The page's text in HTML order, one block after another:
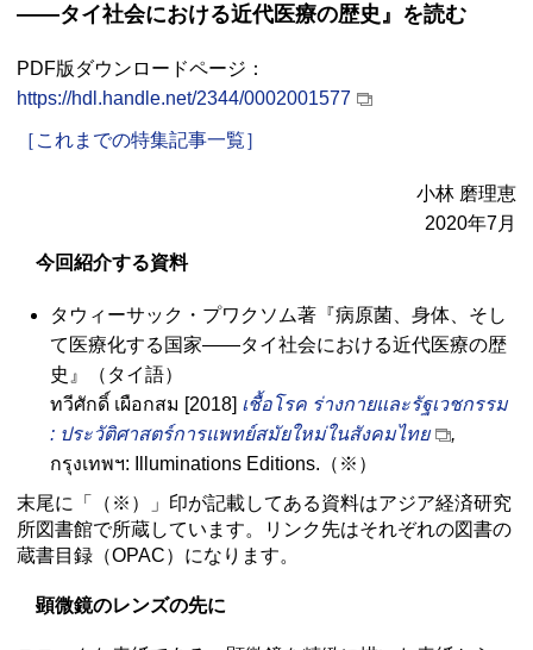
――タイ社会における近代医療の歴史』を読む
PDF版ダウンロードページ：
https://hdl.handle.net/2344/0002001577
［これまでの特集記事一覧］
小林 磨理恵
2020年7月
今回紹介する資料
タウィーサック・プワクソム著『病原菌、身体、そし
て医療化する国家――タイ社会における近代医療の歴
史』（タイ語）
ทวีศักดิ์ เผือกสม [2018] เชื้อโรค ร่างกายและรัฐเวชกรรม
: ประวัติศาสตร์การแพทย์สมัยใหม่ในสังคมไทย
,
กรุงเทพฯ:
Illuminations Editions. （※）
末尾に「（※）」印が記載してある資料はアジア経済研究
所図書館で所蔵しています。リンク先はそれぞれの図書の
蔵書目録（OPAC）になります。
顕微鏡のレンズの先に